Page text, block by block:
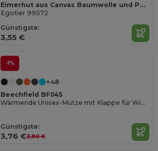
Eimerhut aus Canvas Baumwolle und Polyester (220 g/m²)
Egotier 99572
Günstigste:
3,55 €
-1%
+48
Beechfield BF045
Wärmende Unisex-Mütze mit Klappe für Wintertage
Günstigste:
3,76 €3,80 €